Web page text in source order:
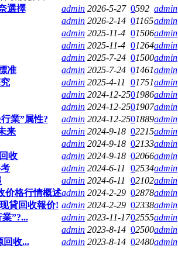
選擇
admin 2026-5-27 0592 admin
admin 2026-2-14 01165admin
admin 2025-11-4 01506admin
admin 2025-11-4 01264admin
admin 2025-7-24 01500admin
准
admin 2025-7-24 01461admin
admin 2025-4-11 01751admin
admin 2024-12-2501986admin
admin 2024-12-2501907admin
業”属性?
admin 2024-12-2501889admin
来
admin 2024-9-18 02215admin
admin 2024-9-18 02133admin
收
admin 2024-9-18 02066admin
admin 2024-6-11 02534admin
admin 2024-6-11 02102admin
价格行情概述admin 2024-2-29 02878admin
貸回收報价! admin 2024-2-29 02338admin
”?...
admin 2023-11-1702555admin
admin 2023-8-14 02500admin
回收...
admin 2023-8-14 02480admin